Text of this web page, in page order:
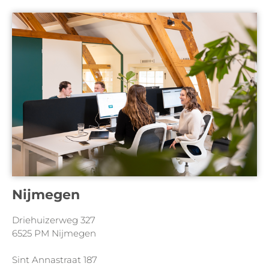
Nijmegen
Driehuizerweg 327
6525 PM Nijmegen
Sint Annastraat 187